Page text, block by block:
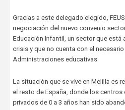
Gracias a este delegado elegido,
negociación del nuevo convenio
Educación Infantil, un sector que está
crisis y que no cuenta con el
Administraciones educativas.
La situación que se vive en Melilla es
el resto de España, donde los centros
privados de 0 a 3 años han sido